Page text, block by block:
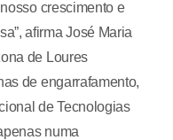
crescimento e
afirma José Maria
de Loures
de engarrafamento,
de Tecnologias
numa